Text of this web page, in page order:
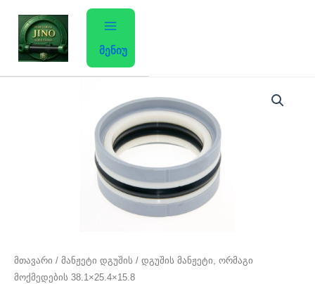
content
მენიუ
მთავარი / მანჟეტი დგუშის / დგუშის მანჟეტი, ორმაგი
მოქმედების 38.1×25.4×15.8